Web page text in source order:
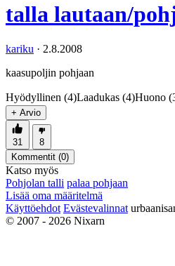
talla lautaan/
kariku · 2.8.2008
kaasupoljin pohjaan
Hyödyllinen (4)Laadukas (4)Huono
+ Arvio
31
8
Kommentit (0)
Katso myös
Pohjolan talli palaa pohjaan
Lisää oma määritelmä
Käyttöehdot Evästevalinnat
© 2007 - 2026 Nixarn